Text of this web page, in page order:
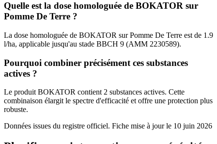
Quelle est la dose homologuée de BOKATOR sur
Pomme De Terre ?
La dose homologuée de BOKATOR sur Pomme De Terre est de 1.9
l/ha, applicable jusqu'au stade BBCH 9 (AMM 2230589).
Pourquoi combiner précisément ces substances
actives ?
Le produit BOKATOR contient 2 substances actives. Cette
combinaison élargit le spectre d'efficacité et offre une protection plus
robuste.
Données issues du registre officiel. Fiche mise à jour le 10 juin 2026